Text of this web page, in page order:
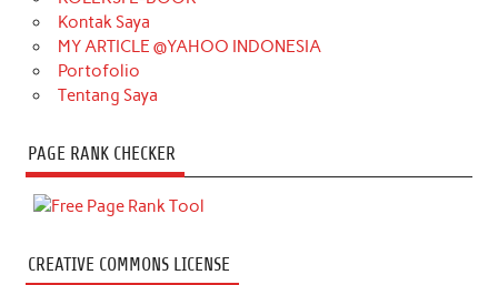
Kontak Saya
MY ARTICLE @YAHOO INDONESIA
Portofolio
Tentang Saya
PAGE RANK CHECKER
CREATIVE COMMONS LICENSE